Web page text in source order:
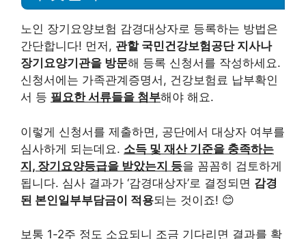
노인 장기요양보험 감경대상자로 등록하는 방법은
간단합니다! 먼저, 관할 국민건강보험공단 지사나
장기요양기관을 방문해 등록 신청서를 작성하세요.
신청서에는 가족관계증명서, 건강보험료 납부확인
서 등 필요한 서류들을 첨부해야 해요.
이렇게 신청서를 제출하면, 공단에서 대상자 여부를
심사하게 되는데요. 소득 및 재산 기준을 충족하는
지, 장기요양등급을 받았는지 등을 꼼꼼히 검토하게
됩니다. 심사 결과가 ‘감경대상자’로 결정되면 감경
된 본인일부부담금이 적용되는 것이죠! 😊
보통 1-2주 정도 소요되니 조금 기다리면 결과를 확